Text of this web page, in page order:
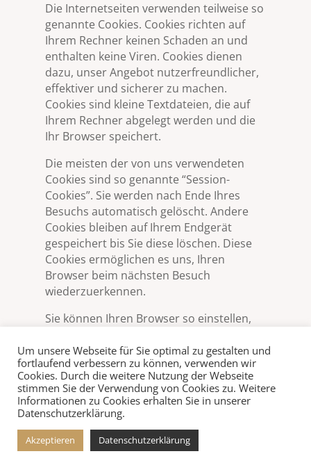
Die Internetseiten verwenden teilweise so
genannte Cookies. Cookies richten auf
Ihrem Rechner keinen Schaden an und
enthalten keine Viren. Cookies dienen
dazu, unser Angebot nutzerfreundlicher,
effektiver und sicherer zu machen.
Cookies sind kleine Textdateien, die auf
Ihrem Rechner abgelegt werden und die
Ihr Browser speichert.
Die meisten der von uns verwendeten
Cookies sind so genannte “Session-
Cookies”. Sie werden nach Ende Ihres
Besuchs automatisch gelöscht. Andere
Cookies bleiben auf Ihrem Endgerät
gespeichert bis Sie diese löschen. Diese
Cookies ermöglichen es uns, Ihren
Browser beim nächsten Besuch
wiederzuerkennen.
Sie können Ihren Browser so einstellen,
informiert werden und Cookies nur im
Einzelfall erlauben, die Annahme von
Cookies für bestimmte Fälle oder generell
ausschließen sowie das automatische
Löschen der Cookies beim Schließen des
Browser aktivieren. Bei der Deaktivierung
von Cookies kann die Funktionalität dieser
Um unsere Webseite für Sie optimal zu gestalten und
fortlaufend verbessern zu können, verwenden wir
Cookies. Durch die weitere Nutzung der Webseite
stimmen Sie der Verwendung von Cookies zu. Weitere
Informationen zu Cookies erhalten Sie in unserer
Datenschutzerklärung.
Akzeptieren Datenschutzerklärung